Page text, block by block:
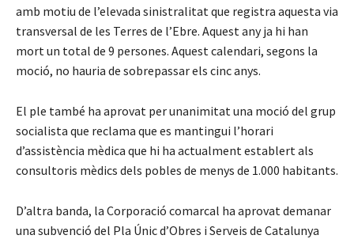
amb motiu de l’elevada sinistralitat que registra aquesta via
transversal de les Terres de l’Ebre. Aquest any ja hi han
mort un total de 9 persones. Aquest calendari, segons la
moció, no hauria de sobrepassar els cinc anys.
El ple també ha aprovat per unanimitat una moció del grup
socialista que reclama que es mantingui l’horari
d’assistència mèdica que hi ha actualment establert als
consultoris mèdics dels pobles de menys de 1.000 habitants.
D’altra banda, la Corporació comarcal ha aprovat demanar
una subvenció del Pla Únic d’Obres i Serveis de Catalunya